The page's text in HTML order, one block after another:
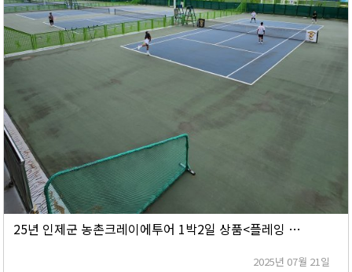
25년 인제군 농촌크레이에투어 1박2일 상품<플레잉 테니스 in 인제>
2025년 07월 21일